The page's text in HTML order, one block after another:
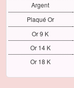
Argent
Plaqué Or
Or 9 K
Or 14 K
Or 18 K